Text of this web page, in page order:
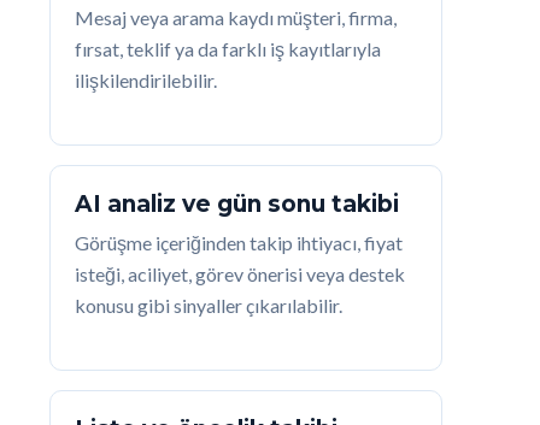
Mesaj veya arama kaydı müşteri, firma,
fırsat, teklif ya da farklı iş kayıtlarıyla
ilişkilendirilebilir.
AI analiz ve gün sonu takibi
Görüşme içeriğinden takip ihtiyacı, fiyat
isteği, aciliyet, görev önerisi veya destek
konusu gibi sinyaller çıkarılabilir.